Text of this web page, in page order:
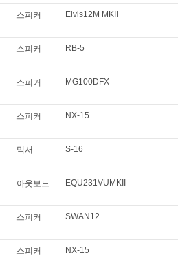
스피커 Elvis12M MKII
스피커 RB-5
스피커 MG100DFX
스피커 NX-15
믹서 S-16
아웃보드 EQU231VUMKII
스피커 SWAN12
스피커 NX-15